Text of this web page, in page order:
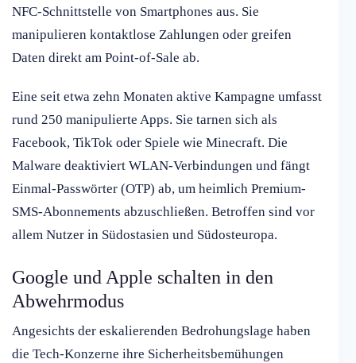
NFC-Schnittstelle von Smartphones aus. Sie
manipulieren kontaktlose Zahlungen oder greifen
Daten direkt am Point-of-Sale ab.
Eine seit etwa zehn Monaten aktive Kampagne umfasst
rund 250 manipulierte Apps. Sie tarnen sich als
Facebook, TikTok oder Spiele wie Minecraft. Die
Malware deaktiviert WLAN-Verbindungen und fängt
Einmal-Passwörter (OTP) ab, um heimlich Premium-
SMS-Abonnements abzuschließen. Betroffen sind vor
allem Nutzer in Südostasien und Südosteuropa.
Google und Apple schalten in den
Abwehrmodus
Angesichts der eskalierenden Bedrohungslage haben
die Tech-Konzerne ihre Sicherheitsbemühungen